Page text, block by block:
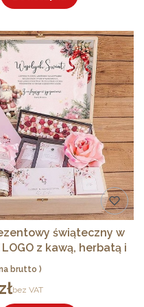
Do koszyka
świąteczny w
z kawą, herbatą i
słodyczami
bez VAT